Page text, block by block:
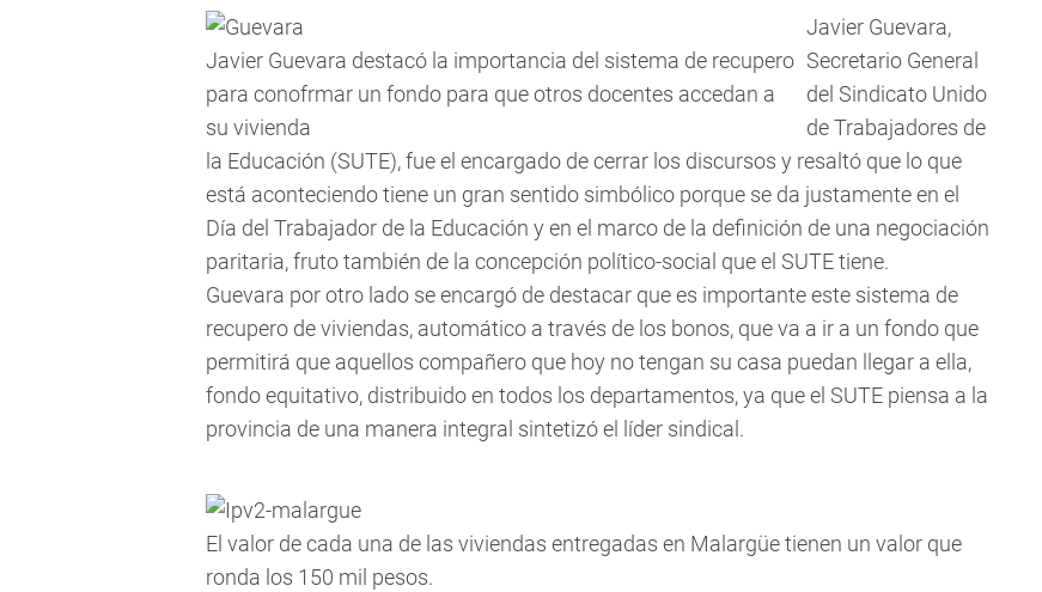
Javier Guevara destacó la importancia del sistema de recupero
para conofrmar un fondo para que otros docentes accedan a
su vivienda
Javier Guevara,
Secretario General
del Sindicato Unido
de Trabajadores de
la Educación (SUTE), fue el encargado de cerrar los discursos y resaltó que lo que
está aconteciendo tiene un gran sentido simbólico porque se da justamente en el
Día del Trabajador de la Educación y en el marco de la definición de una negociación
paritaria, fruto también de la concepción político-social que el SUTE tiene.
Guevara por otro lado se encargó de destacar que es importante este sistema de
recupero de viviendas, automático a través de los bonos, que va a ir a un fondo que
permitirá que aquellos compañero que hoy no tengan su casa puedan llegar a ella,
fondo equitativo, distribuido en todos los departamentos, ya que el SUTE piensa a la
provincia de una manera integral sintetizó el líder sindical.
El valor de cada una de las viviendas entregadas en Malargüe tienen un valor que
ronda los 150 mil pesos.